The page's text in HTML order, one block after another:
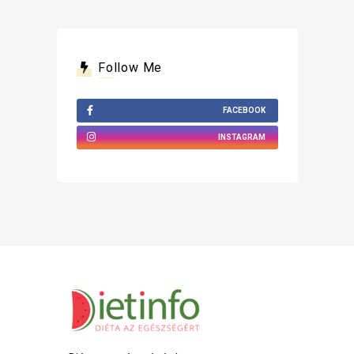
Follow Me
FACEBOOK
INSTAGRAM